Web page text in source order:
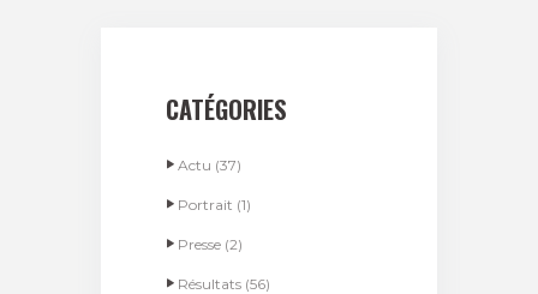
CATÉGORIES
Actu (37)
Portrait (1)
Presse(2)
Résultats(56)